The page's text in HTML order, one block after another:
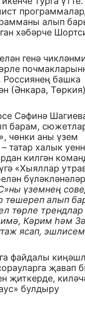
алып
хәбәрче
генә
башка
(Әнкара,
Сәфинә
барам,
чөнки аны үзем
татар халык
килгән
«Хыяллар
үземнең
төшереп алып
төрле трендлар
Кәрим һәм
ясап,
файдалы
җавап
җиткерде,
булдыру